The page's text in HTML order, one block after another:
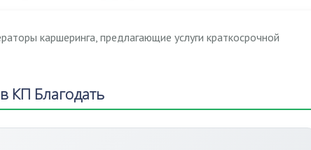
каршеринга, предлагающие услуги краткосрочной
КП Благодать